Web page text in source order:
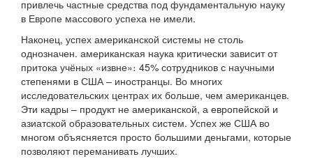
привлечь частные средства под фундаментальную науку
в Европе массового успеха не имели.
Наконец, успех американской системы не столь
однозначен. американская наука критически зависит от
притока учёных «извне»։ 45% сотрудников с научными
степенями в США – иностранцы. Во многих
исследовательских центрах их больше, чем американцев.
Эти кадры – продукт не американской, а европейской и
азиатской образовательных систем. Успех же США во
многом объясняется просто большими деньгами, которые
позволяют переманивать лучших.